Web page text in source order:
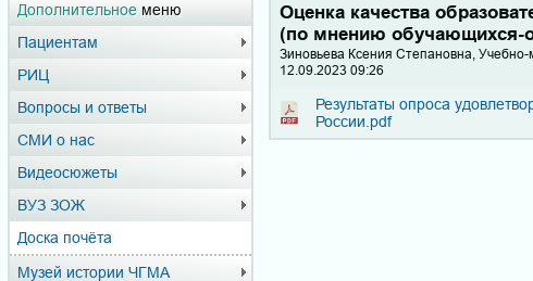
Дополнительное меню
Пациентам
РИЦ
Вопросы и ответы
СМИ о нас
Видеосюжеты
ВУЗ ЗОЖ
Доска почёта
Музей истории ЧГМА
Оценка качества
(по мнению обучающихся-
Зиновьева Ксения Степановна, Учебно-
12.09.2023 09:26
Результаты опроса
России.pdf